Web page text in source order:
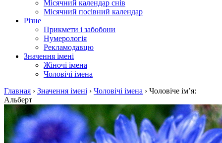
Місячний календар снів
Місячний посівний календар
Різне
Прикмети і забобони
Нумерологія
Рекламодавцю
Значення імені
Жіночі імена
Чоловічі імена
Главная › Значення імені › Чоловічі імена › Чоловіче ім’я:
Альберт